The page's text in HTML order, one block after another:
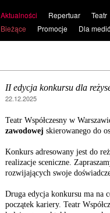
Aktualności
Bieżące
Promocje Dla
Repertuar Teatr
II edycja konkursu dla
22.12.2025
Teatr Współczesny w
zawodowej skierowanego do
Konkurs adresowany jest do
realizacje sceniczne.
rozwijających swoje
Druga edycja konkursu ma na
początek kariery. Teatr